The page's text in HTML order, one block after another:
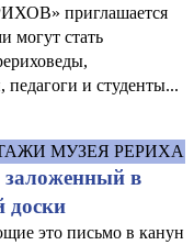
приглашается
могут стать
и студенты...
МУЗЕЯ РЕРИХА
заложенный в
доски
это письмо в канун